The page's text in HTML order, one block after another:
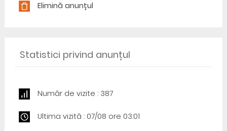
Elimină anunțul
Statistici privind anunțul
Număr de vizite : 387
Ultima vizită : 07/08 ore 03:01